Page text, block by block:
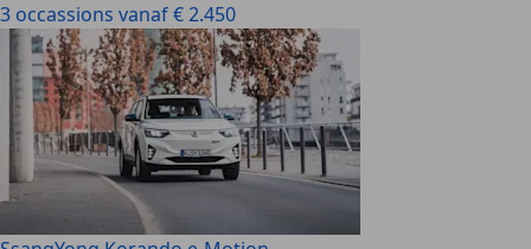
3 occassions vanaf € 2.450